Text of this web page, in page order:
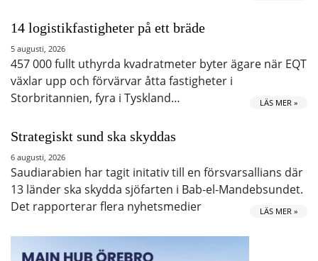
14 logistikfastigheter på ett bräde
5 augusti, 2026
457 000 fullt uthyrda kvadratmeter byter ägare när EQT
växlar upp och förvärvar åtta fastigheter i
Storbritannien, fyra i Tyskland…
LÄS MER »
Strategiskt sund ska skyddas
6 augusti, 2026
Saudiarabien har tagit initativ till en försvarsallians där
13 länder ska skydda sjöfarten i Bab-el-Mandebsundet.
Det rapporterar flera nyhetsmedier
LÄS MER »